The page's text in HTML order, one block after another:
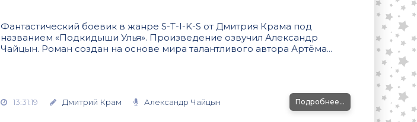
Фантастический боевик в жанре S-T-I-K-S от Дмитрия Крама под
названием «Подкидыши Улья». Произведение озвучил Александр
Чайцын. Роман создан на основе мира талантливого автора Артёма...
13:31:19 Дмитрий Крам Александр Чайцын Подробнее...